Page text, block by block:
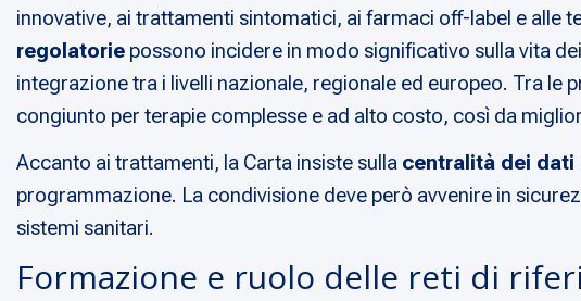
innovative, ai trattamenti sintomatici, ai farmaci off-label e alle
regolatorie possono incidere in modo significativo sulla vita
integrazione tra i livelli nazionale, regionale ed europeo. Tra le
congiunto per terapie complesse e ad alto costo, così da
Accanto ai trattamenti, la Carta insiste sulla centralità dei dati
programmazione. La condivisione deve però avvenire in
sistemi sanitari.
Formazione e ruolo delle reti di